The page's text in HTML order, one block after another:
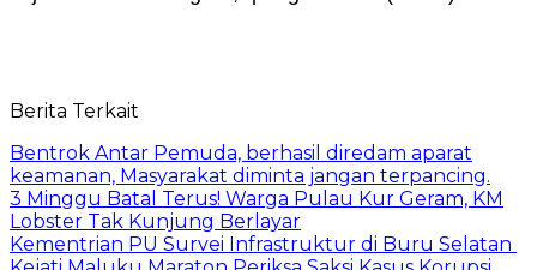
Berita Terkait
Bentrok Antar Pemuda, berhasil diredam aparat
keamanan, Masyarakat diminta jangan terpancing.
3 Minggu Batal Terus! Warga Pulau Kur Geram, KM
Lobster Tak Kunjung Berlayar
Kementrian PU Survei Infrastruktur di Buru Selatan